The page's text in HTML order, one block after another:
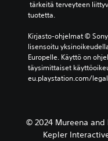
tuotetta.
Kirjasto-ohjelmat ©
lisensoitu
Europelle. Käyttö on
täysimittaiset
eu.playstation.com/
© 2024 Mureena
Kepler